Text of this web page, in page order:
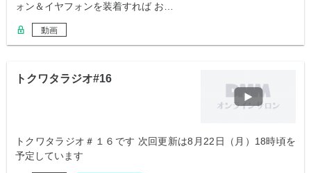
ォン＆イヤフォンを装着すれば お…
動画
トクワタラジオ#16
トクワタラジオ＃１６です 次回更新は8月22日（月）18時頃を
予定しています